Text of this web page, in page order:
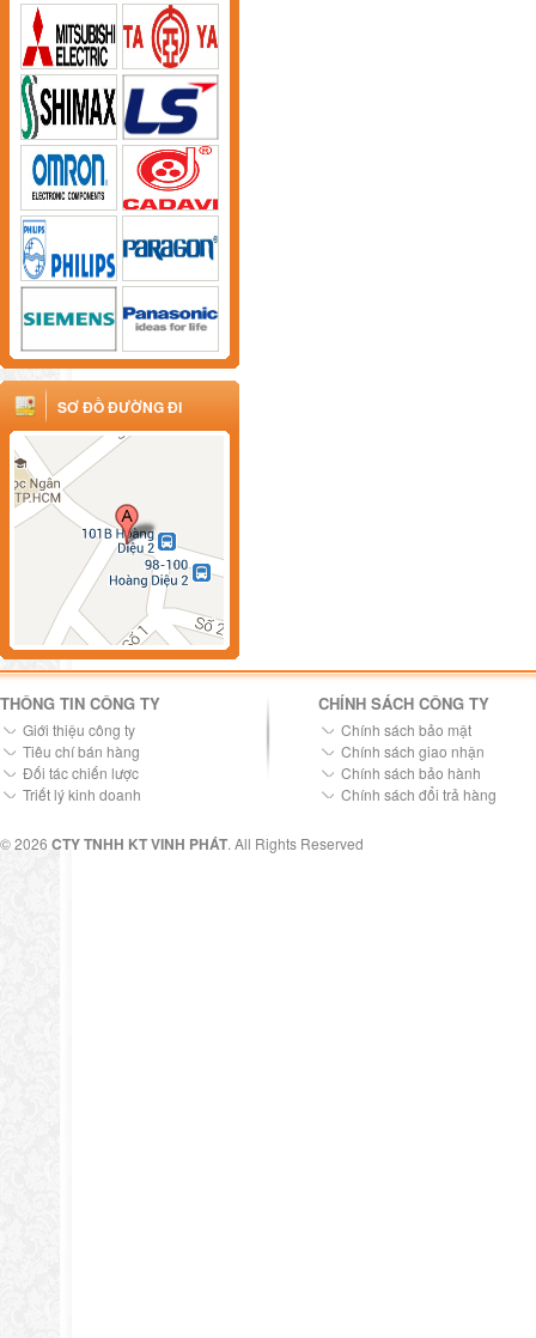
SƠ ĐỒ ĐƯỜNG ĐI
THÔNG TIN CÔNG TY
Giới thiệu công ty
Tiêu chí bán hàng
Đối tác chiến lược
Triết lý kinh doanh
CHÍNH SÁCH CÔNG TY
Chính sách bảo mật
Chính sách giao nhận
Chính sách bảo hành
Chính sách đổi trả hàng
© 2026 CTY TNHH KT VINH PHÁT. All Rights Reserved